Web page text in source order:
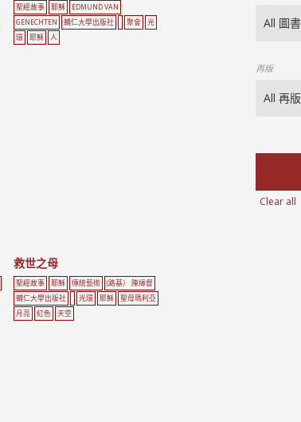
聖經故事 耶穌
EDMUND VAN
GENECHTEN
輔仁大學出版社 聚會
光
環
耶穌 人
救世之母
聖經故事 耶穌 傳統藝術
(路基） 陳緣督
輔仁大學出版社
光環 耶穌
聖母瑪利亞
月亮
紅色 天空
再版
Clear all